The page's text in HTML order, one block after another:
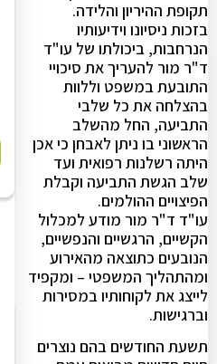
תקופת ההיריון והלידה.
בזכות ניסיונו וידיעותיו
הנרחבות, ביכולתו של עו"ד
ד"ר מור להעריך את סיכויי
התובעת במשפט וללוות
בהצלחה את כל שלבי
התביעה, החל מהשלב
הראשוני בו ניתן לאבחן כי אכן
היתה רשלנות רפואית ועד
שלב הגשת התביעה וקבלת
הפיצויים ההולמים.
עו"ד ד"ר מור מודע למכלול
הקשיים, הרגשיים והנפשיים,
הנובעים כתוצאה מהאירוע
ומהתהליך המשפטי – ומקפיד
לייצג את לקוחותיו במסירות
וברגישות.
תשעת החודשים בהם נוצרים